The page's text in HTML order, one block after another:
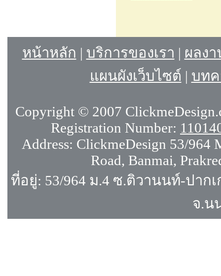
หน้าหลัก | บริการของเรา | ผลง
แผนผังเว็บไซต์ | บท
Copyright © 2007
Registration Number:
Address: ClickmeDesign 53/964
Road, Banmai,
ที่อยู่: 53/964 ม.4 ซ.ติวานนท์-ปาก
จ.น